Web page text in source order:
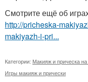
Смотрите ещё об
http://pricheska-
makiyazh-i-pri...
Категории: Макияж и прическа
Игры макияж и прически